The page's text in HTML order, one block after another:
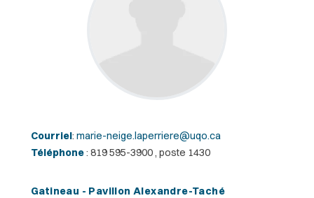
Courriel: marie-neige.laperriere@uqo.ca
Téléphone: 819 595-3900 , poste 1430
Gatineau - Pavillon Alexandre-Taché